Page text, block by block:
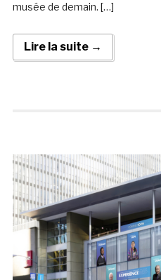
musée de demain. […]
Lire la suite →